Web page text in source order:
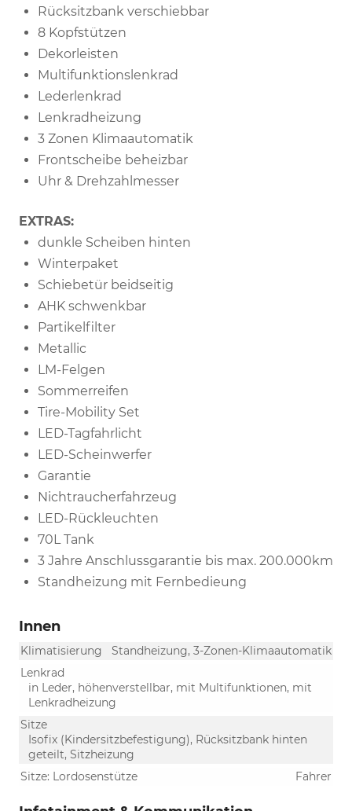
Rücksitzbank verschiebbar
8 Kopfstützen
Dekorleisten
Multifunktionslenkrad
Lederlenkrad
Lenkradheizung
3 Zonen Klimaautomatik
Frontscheibe beheizbar
Uhr & Drehzahlmesser
EXTRAS:
dunkle Scheiben hinten
Winterpaket
Schiebetür beidseitig
AHK schwenkbar
Partikelfilter
Metallic
LM-Felgen
Sommerreifen
Tire-Mobility Set
LED-Tagfahrlicht
LED-Scheinwerfer
Garantie
Nichtraucherfahrzeug
LED-Rückleuchten
70L Tank
3 Jahre Anschlussgarantie bis max. 200.000km
Standheizung mit Fernbedieung
Innen
Klimatisierung
Standheizung, 3-Zonen-Klimaautomatik
Lenkrad
in Leder, höhenverstellbar, mit Multifunktionen, mit
Lenkradheizung
Sitze
Isofix (Kindersitzbefestigung), Rücksitzbank hinten
geteilt, Sitzheizung
Sitze: Lordosenstütze
Fahrer